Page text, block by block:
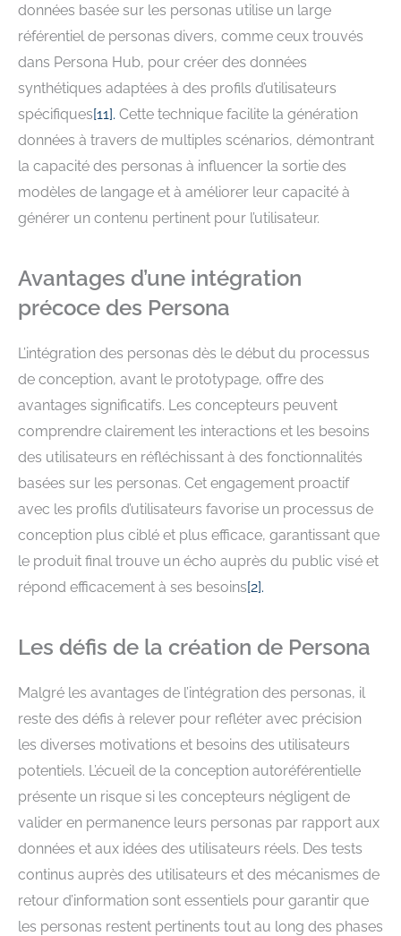
données basée sur les personas utilise un large
référentiel de personas divers, comme ceux trouvés
dans Persona Hub, pour créer des données
synthétiques adaptées à des profils d’utilisateurs
spécifiques[11]. Cette technique facilite la génération
données à travers de multiples scénarios, démontrant
la capacité des personas à influencer la sortie des
modèles de langage et à améliorer leur capacité à
générer un contenu pertinent pour l’utilisateur.
Avantages d’une intégration
précoce des Persona
L’intégration des personas dès le début du processus
de conception, avant le prototypage, offre des
avantages significatifs. Les concepteurs peuvent
comprendre clairement les interactions et les besoins
des utilisateurs en réfléchissant à des fonctionnalités
basées sur les personas. Cet engagement proactif
avec les profils d’utilisateurs favorise un processus de
conception plus ciblé et plus efficace, garantissant que
le produit final trouve un écho auprès du public visé et
répond efficacement à ses besoins[2].
Les défis de la création de Persona
Malgré les avantages de l’intégration des personas, il
reste des défis à relever pour refléter avec précision
les diverses motivations et besoins des utilisateurs
potentiels. L’écueil de la conception autoréférentielle
présente un risque si les concepteurs négligent de
valider en permanence leurs personas par rapport aux
données et aux idées des utilisateurs réels. Des tests
continus auprès des utilisateurs et des mécanismes de
retour d’information sont essentiels pour garantir que
les personas restent pertinents tout au long des phases